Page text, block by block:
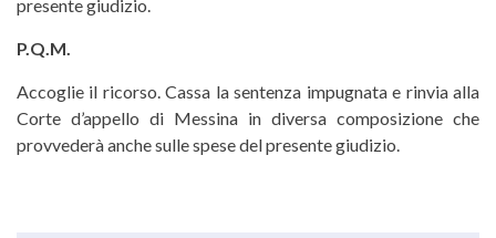
presente giudizio.
P.Q.M.
Accoglie il ricorso. Cassa la sentenza impugnata e rinvia alla
Corte d’appello di Messina in diversa composizione che
provvederà anche sulle spese del presente giudizio.